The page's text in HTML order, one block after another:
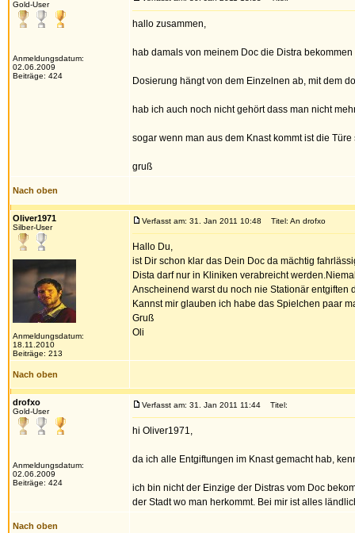
Gold-User
Anmeldungsdatum:
02.06.2009
Beiträge: 424
hallo zusammen,
hab damals von meinem Doc die Distra
Dosierung hängt von dem Einzelnen ab, mit dem
hab ich auch noch nicht gehört dass man nicht
sogar wenn man aus dem Knast kommt ist die
gruß
Nach oben
Oliver1971
Silber-User
Anmeldungsdatum:
18.11.2010
Beiträge: 213
Verfasst am: 31. Jan 2011 10:48 Titel: An drofxo
Hallo Du,
ist Dir schon klar das Dein Doc da mächtig
Dista darf nur in Kliniken verabreicht
Anscheinend warst du noch nie Stationär entgiften
Kannst mir glauben ich habe das Spielchen paar
Gruß
Oli
Nach oben
drofxo
Gold-User
Anmeldungsdatum:
02.06.2009
Beiträge: 424
Verfasst am: 31. Jan 2011 11:44 Titel:
hi Oliver1971,
da ich alle Entgiftungen im Knast gemacht hab,
ich bin nicht der Einzige der Distras vom Doc
der Stadt wo man herkommt. Bei mir ist alles
Nach oben